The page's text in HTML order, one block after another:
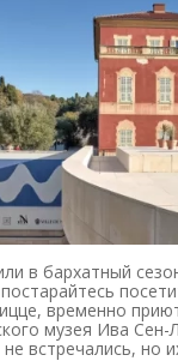
в бархатный
временно
музея Ива
встречались, но